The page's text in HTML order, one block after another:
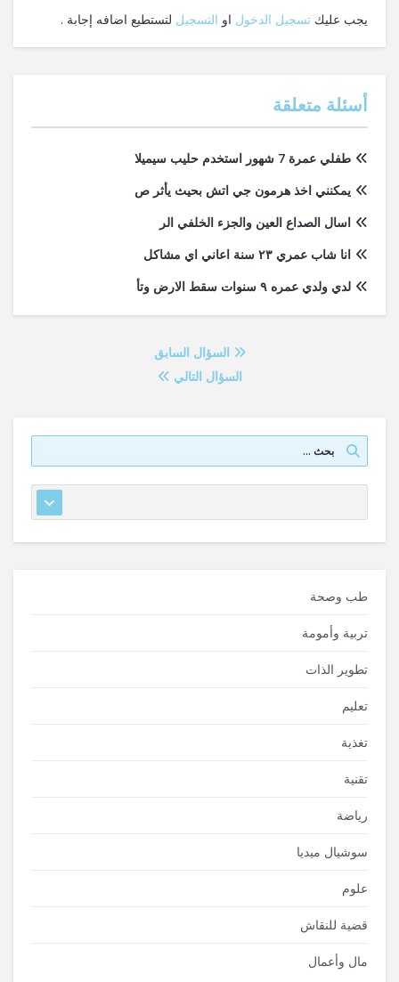
يجب عليك تسجيل الدخول او التسجيل لتستطيع اضافه إجابة .
أسئلة متعلقة
طفلي عمرة 7 شهور استخدم حليب سيميلا
يمكنني اخذ هرمون جي اتش بحيث يأثر ص
اسال الصداع العين والجزء الخلفي الر
انا شاب عمري ٢٣ سنة اعاني اي مشاكل
لدي ولدي عمره ٩ سنوات سقط الارض وتأ
السؤال السابق
السؤال التالي
طب وصحة
تربية وأمومة
تطوير الذات
تعليم
تغذية
تقنية
رياضة
سوشيال ميديا
علوم
قضية للنقاش
مال وأعمال